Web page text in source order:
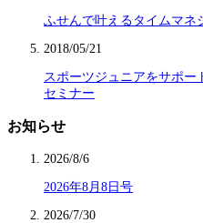
ふせんで叶えるタイムマネ
2018/05/21
スポーツジュニアをサポ
セミナー
お知らせ
2026/8/6
2026年8月8日号
2026/7/30